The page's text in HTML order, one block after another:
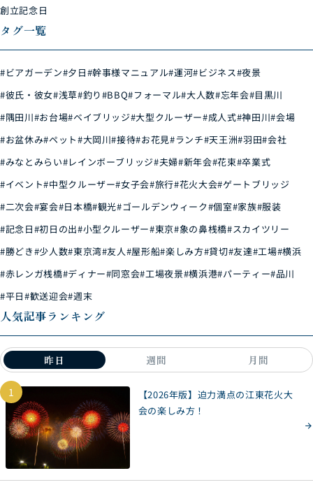
創立記念日
タグ一覧
#ビアガーデン#夕日#幹事様マニュアル#運河#ビジネス#夜景
#彼氏・彼女#浅草#釣り#BBQ#フォーマル#大人数#忘年会#目黒川
#隅田川#お台場#ベイブリッジ#大型クルーザー#成人式#神田川#会場
#お盆休み#ペット#大岡川#接待#お花見#ランチ#天王洲#羽田#会社
#みなとみらい#レインボーブリッジ#夫婦#新年会#花束#卒業式
#イベント#中型クルーザー#女子会#旅行#花火大会#ゲートブリッジ
#二次会#宴会#日本橋#観光#ゴールデンウィーク#個室#家族#服装
#記念日#初日の出#小型クルーザー#東京#象の鼻桟橋#スカイツリー
#勝どき#少人数#東京湾#友人#屋形船#楽しみ方#貸切#友達#工場#横浜
#赤レンガ桟橋#ディナー#同窓会#工場夜景#横浜港#パーティー#品川
#平日#歓送迎会#週末
人気記事ランキング
昨日 週間 月間
1
【2026年版】迫力満点の江東花火大
会の楽しみ方！